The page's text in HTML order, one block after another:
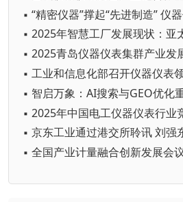
▪ 2025青岛仪器仪表集群产业发
▪ 工业和信息化部召开仪器仪表